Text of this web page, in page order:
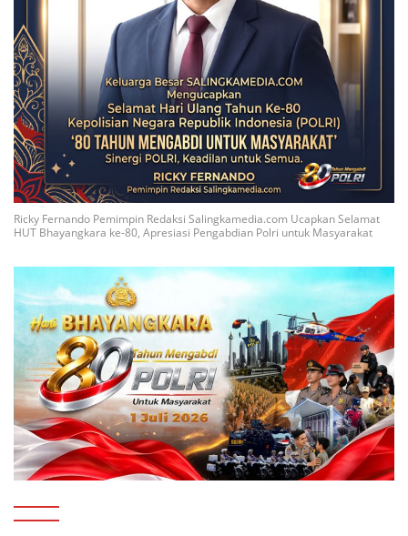
Ricky Fernando Pemimpin Redaksi Salingkamedia.com Ucapkan Selamat
HUT Bhayangkara ke-80, Apresiasi Pengabdian Polri untuk Masyarakat